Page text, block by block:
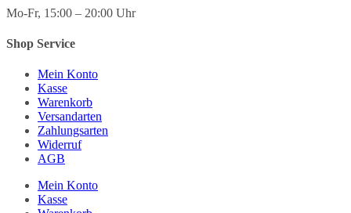
Mo-Fr, 15:00 – 20:00 Uhr
Shop Service
Mein Konto
Kasse
Warenkorb
Versandarten
Zahlungsarten
Widerruf
AGB
Mein Konto
Kasse